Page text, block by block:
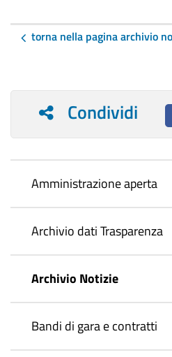
torna nella pagina archivio
Condividi
Amministrazione aperta
Archivio dati Trasparenza
Archivio Notizie
Bandi di gara e contratti